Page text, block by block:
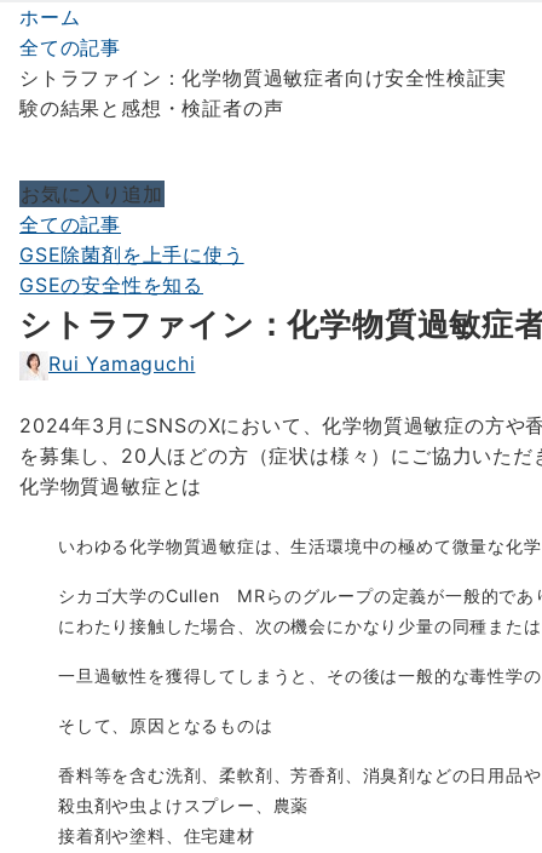
ホーム
全ての記事
シトラファイン：化学物質過敏症者向け安全性検証実
験の結果と感想・検証者の声
お気に入り追加
全ての記事
GSE除菌剤を上手に使う
GSEの安全性を知る
シトラファイン：化学物質過敏症
Rui Yamaguchi
2024年3月にSNSのXにおいて、化学物質過敏症の方や
を募集し、20人ほどの方（症状は様々）にご協力いただ
化学物質過敏症とは
いわゆる化学物質過敏症は、生活環境中の極めて微量な化
シカゴ大学のCullen MRらのグループの定義が一般的であ
にわたり接触した場合、次の機会にかなり少量の同種また
一旦過敏性を獲得してしまうと、その後は一般的な毒性学
そして、原因となるものは
香料等を含む洗剤、柔軟剤、芳香剤、消臭剤などの日用品
殺虫剤や虫よけスプレー、農薬
接着剤や塗料、住宅建材